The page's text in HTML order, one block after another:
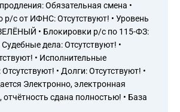
Обязательная смена •
р/с от ИФНС: Отсутствуют! • Уровень
• Блокировки р/с по 115-ФЗ:
Судебные дела: Отсутствуют! •
• Исполнительные
• Долги: Отсутствуют! •
Электронно, электронная
отчётность сдана полностью! • База